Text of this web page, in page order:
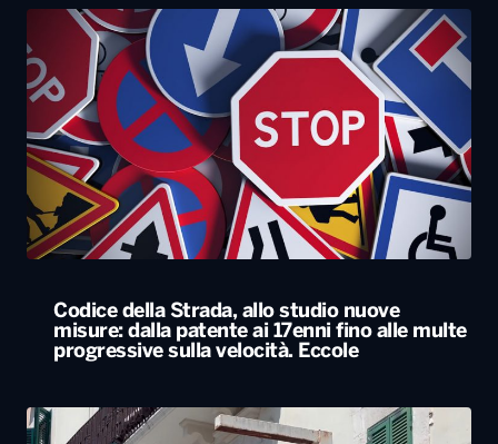
Codice della Strada, allo studio nuove
misure: dalla patente ai 17enni fino alle multe
progressive sulla velocità. Eccole